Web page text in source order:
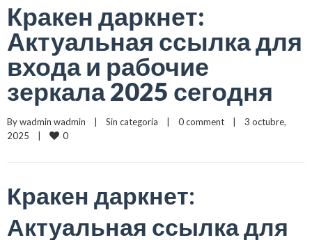
Кракен даркнет:
Актуальная ссылка для
входа и рабочие
зеркала 2025 сегодня
By wadmin wadmin Sin categoría 0 comment
    |    3 octubre,
2025    |
0
Кракен даркнет:
Актуальная ссылка для